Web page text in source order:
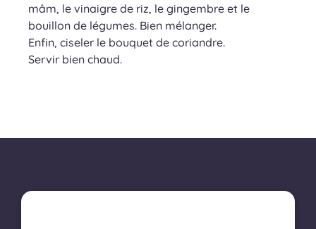
mâm, le vinaigre de riz, le gingembre et le
bouillon de légumes. Bien mélanger.
Enfin, ciseler le bouquet de coriandre.
Servir bien chaud.